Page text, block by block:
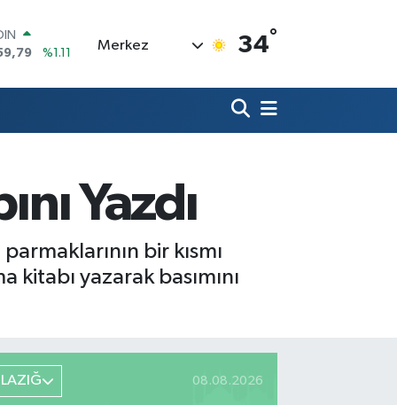
%0.18
%0.32
%-14
Merkez 34°
Yazdı
bir kısmı
yazarak basımını
08.08.2026